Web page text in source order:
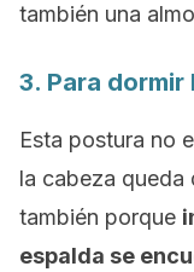
también una
3. Para dormir
Esta postura no
la cabeza queda
también porque
espalda se